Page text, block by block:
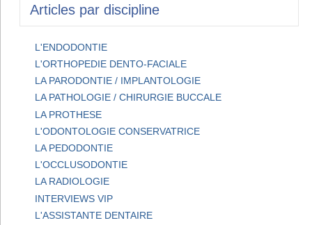
Articles par discipline
L'ENDODONTIE
L'ORTHOPEDIE DENTO-FACIALE
LA PARODONTIE / IMPLANTOLOGIE
LA PATHOLOGIE / CHIRURGIE BUCCALE
LA PROTHESE
L'ODONTOLOGIE CONSERVATRICE
LA PEDODONTIE
L'OCCLUSODONTIE
LA RADIOLOGIE
INTERVIEWS VIP
L'ASSISTANTE DENTAIRE